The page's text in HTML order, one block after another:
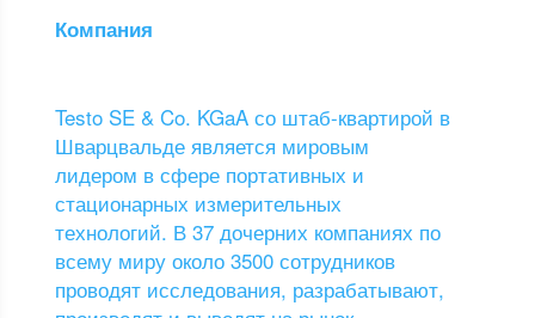
Компания
Testo SE & Co. KGaA со штаб-квартирой в
Шварцвальде является мировым
лидером в сфере портативных и
стационарных измерительных
технологий. В 37 дочерних компаниях по
всему миру около 3500 сотрудников
проводят исследования, разрабатывают,